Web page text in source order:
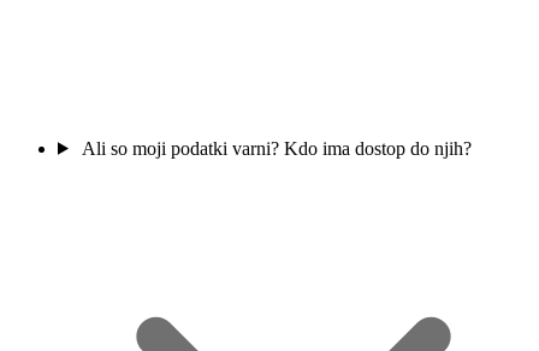
Ali so moji podatki varni? Kdo ima dostop do njih?